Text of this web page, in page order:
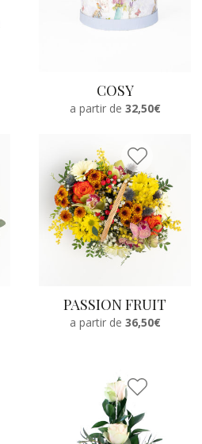
COSY
a partir de 32,50€
PASSION FRUIT
a partir de 36,50€